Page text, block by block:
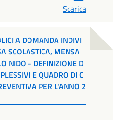
Scarica
A DOMANDA INDIVI
SCOLASTICA, MENSA
NIDO - DEFINIZIONE D
E QUADRO DI C
PER L'ANNO 2